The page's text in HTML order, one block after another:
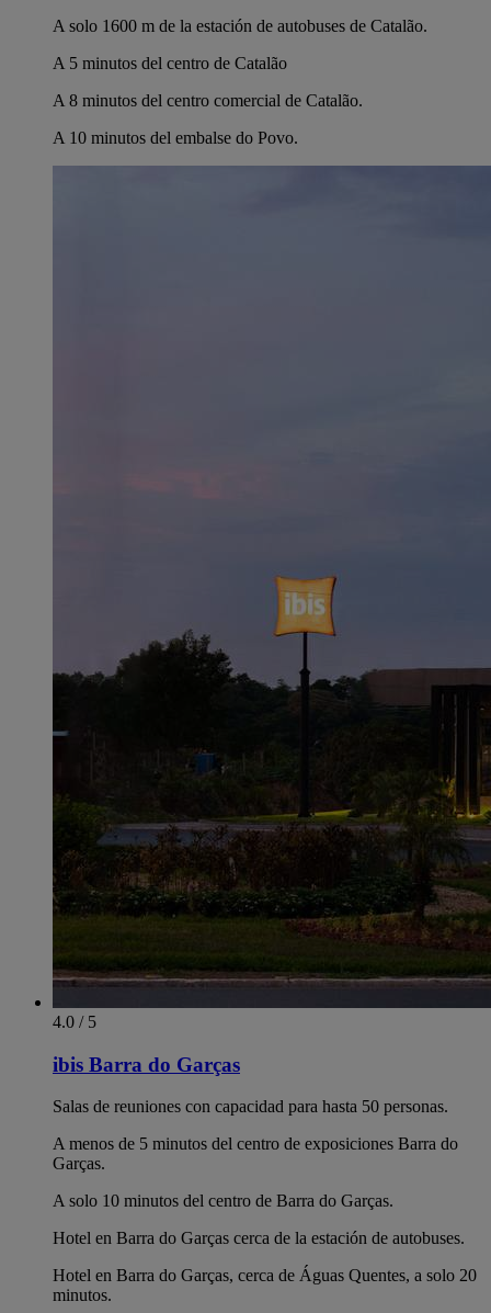
A solo 1600 m de la estación de autobuses de Catalão.
A 5 minutos del centro de Catalão
A 8 minutos del centro comercial de Catalão.
A 10 minutos del embalse do Povo.
4.0 / 5
ibis Barra do Garças
Salas de reuniones con capacidad para hasta 50 personas.
A menos de 5 minutos del centro de exposiciones Barra do
Garças.
A solo 10 minutos del centro de Barra do Garças.
Hotel en Barra do Garças cerca de la estación de autobuses.
Hotel en Barra do Garças, cerca de Águas Quentes, a solo 20
minutos.